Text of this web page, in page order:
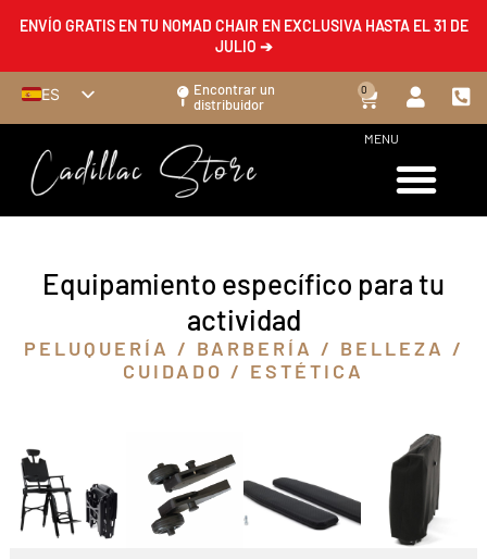
ENVÍO GRATIS EN TU NOMAD CHAIR EN EXCLUSIVA HASTA EL 31 DE
JULIO ➔
ES
FR
EN
DE
Encontrar un
distribuidor
0
MENU
Equipamiento específico para tu
actividad
PELUQUERÍA / BARBERÍA / BELLEZA /
CUIDADO / ESTÉTICA